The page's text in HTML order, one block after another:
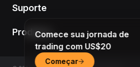
Suporte
ProdutosComece sua jornada de
trading com US$20
Começar